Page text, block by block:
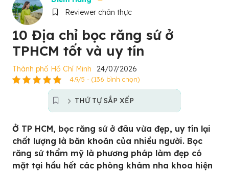
Reviewer chân thực
10 Địa chỉ bọc răng sứ ở
TPHCM tốt và uy tín
Thành phố Hồ Chí Minh 24/07/2026
4.9/5 - (136 bình chọn)
THỨ TỰ SẮP XẾP
Ở TP HCM, bọc răng sứ ở đâu vừa đẹp, uy tín lại
chất lượng là băn khoăn của nhiều người. Bọc
răng sứ thẩm mỹ là phương pháp làm đẹp có
mặt tại hầu hết các phòng khám nha khoa hiện